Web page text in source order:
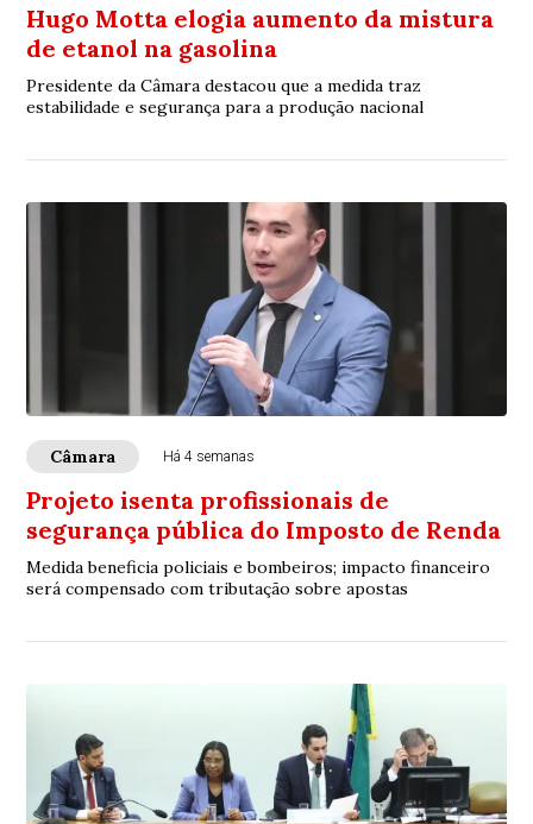
Hugo Motta elogia aumento da mistura
de etanol na gasolina
Presidente da Câmara destacou que a medida traz
estabilidade e segurança para a produção nacional
Câmara Há 4 semanas
Projeto isenta profissionais de
segurança pública do Imposto de Renda
Medida beneficia policiais e bombeiros; impacto financeiro
será compensado com tributação sobre apostas